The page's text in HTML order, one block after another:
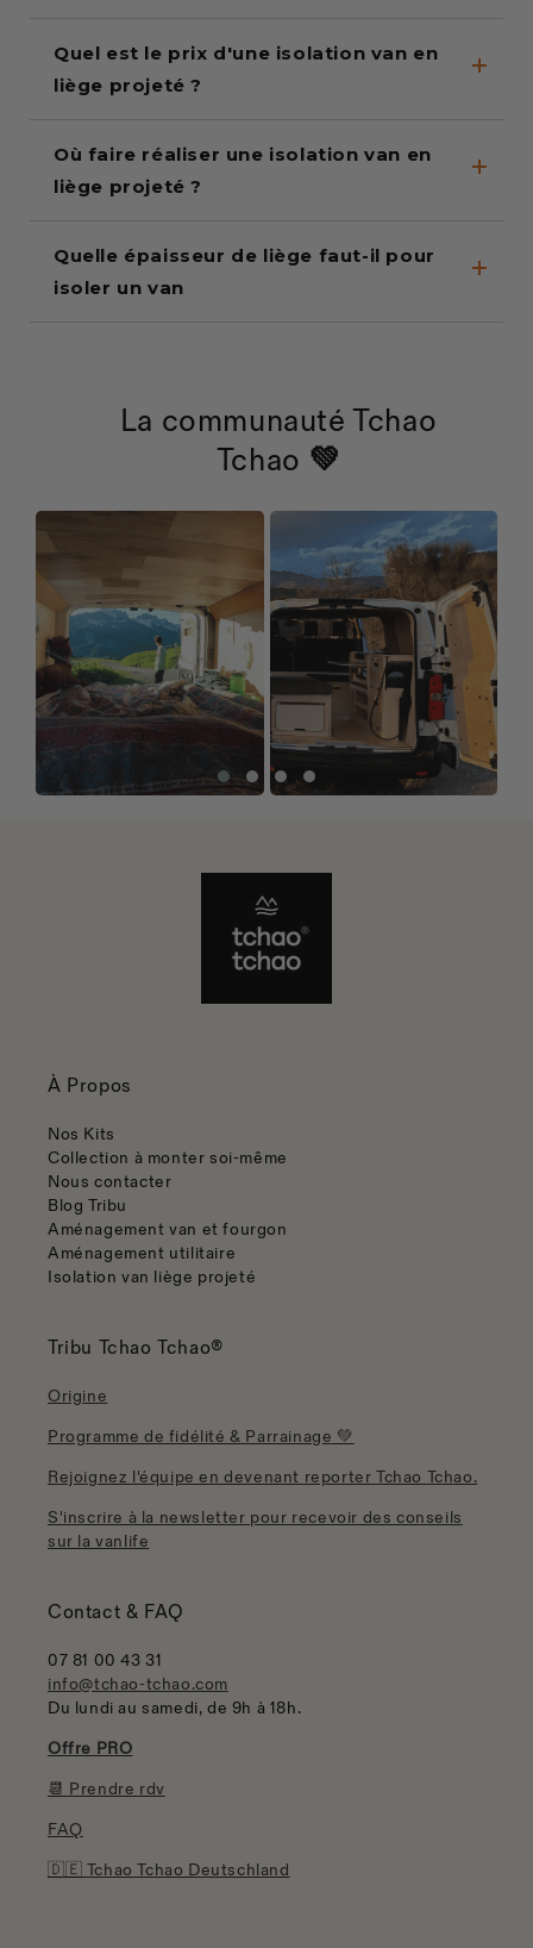
Quel est le prix d'une isolation van en
liège projeté ?
Où faire réaliser une isolation van en
liège projeté ?
Quelle épaisseur de liège faut-il pour
isoler un van
La communautéTchao
Tchao 💚
À Propos
Nos Kits
Collection à monter soi-même
Nous contacter
Blog Tribu
Aménagement van et fourgon
Aménagement utilitaire
Isolation van liège projeté
Tribu Tchao Tchao®
Origine
Programme de fidélité & Parrainage 💚
Rejoignez l'équipe en devenant reporter Tchao Tchao.
S'inscrire à la newsletter pour recevoir des conseils
sur la vanlife
Contact & FAQ
07 81 00 43 31
info@tchao-tchao.com
Du lundi au samedi, de 9h à 18h.
Offre PRO
📆 Prendre rdv
FAQ
🇩🇪 Tchao Tchao Deutschland